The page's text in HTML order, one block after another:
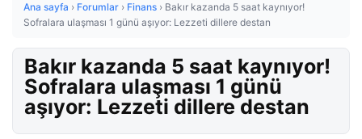
Ana sayfa › Forumlar › Finans › Bakır kazanda 5 saat kaynıyor!
Sofralara ulaşması 1 günü aşıyor: Lezzeti dillere destan
Bakır kazanda 5 saat kaynıyor!
Sofralara ulaşması 1 günü
aşıyor: Lezzeti dillere destan